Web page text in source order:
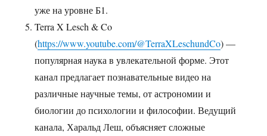
уже на уровне Б1.
Terra X Lesch & Co
(https://www.youtube.com/@TerraXLeschundCo) —
популярная наука в увлекательной форме. Этот
канал предлагает познавательные видео на
различные научные темы, от астрономии и
биологии до психологии и философии. Ведущий
канала, Харальд Леш, объясняет сложные